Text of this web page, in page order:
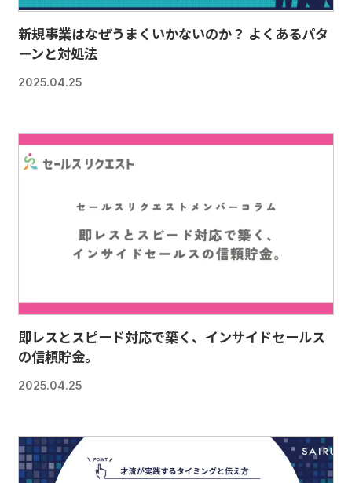
新規事業はなぜうまくいかないのか？ よくあるパタ
ーンと対処法
2025.04.25
即レスとスピード対応で築く、インサイドセールス
の信頼貯金。
2025.04.25